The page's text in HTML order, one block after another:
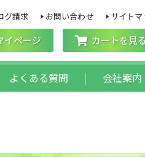
イページ カートを見
よくある質問 会社案内
グ請求 お問い合わせ サイト